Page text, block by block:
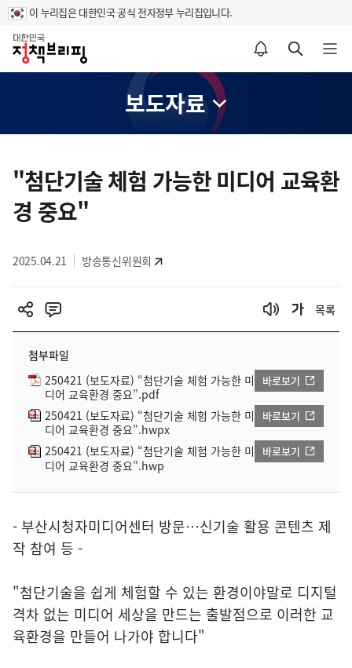
이 누리집은 대한민국 공식 전자정부 누리집입니다.
홈
알림설정 바로가기 검색 바로가기 메뉴 열기
보도자료
텐
영
"첨단기술 체험 가능한 미디어 교육환
경 중요"
2025.04.21 방송통신위원회
목록
첨부파일
250421 (보도자료) “첨단기술 체험 가능한 미
디어 교육환경 중요”.pdf
바로보기
250421 (보도자료) “첨단기술 체험 가능한 미
디어 교육환경 중요”.hwpx
바로보기
250421 (보도자료) “첨단기술 체험 가능한 미
디어 교육환경 중요”.hwp
바로보기
- 부산시청자미디어센터 방문…신기술 활용 콘텐츠 제
작 참여 등 -
"첨단기술을 쉽게 체험할 수 있는 환경이야말로 디지털
격차 없는 미디어 세상을 만드는 출발점으로 이러한 교
육환경을 만들어 나가야 합니다"